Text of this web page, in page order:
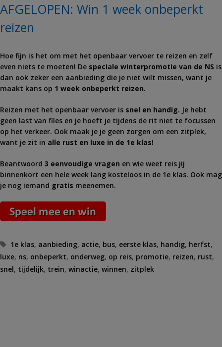
AFGELOPEN: Win 1 week onbeperkt
reizen
Hoe fijn is het om met het openbaar vervoer te reizen en zelf
even niets te moeten! De speciale winterpromotie van de NS is
dan ook zeker een aanbieding die je niet wilt missen, want je
maakt kans op 1 week onbeperkt reizen.
Reizen met het openbaar vervoer is snel en handig. Je hebt
geen last van files en je hoeft je tijdens de rit niet te focussen
op het verkeer. Ook maak je je geen zorgen om een zitplek,
want je zit in alle rust en luxe in de 1e klas!
Beantwoord 3 eenvoudige vragen en wie weet reis jij
binnenkort een hele week lang kosteloos in de 1e klas. Ook mag
je nog iemand gratis meenemen.
Tags
1e klas, aanbieding, actie, bus, eerste klas, handig, herfst,
luxe, ns, onbeperkt, onderweg, op reis, promotie, reizen, rust,
snel, tijdelijk, trein, winactie, winnen, zitplek